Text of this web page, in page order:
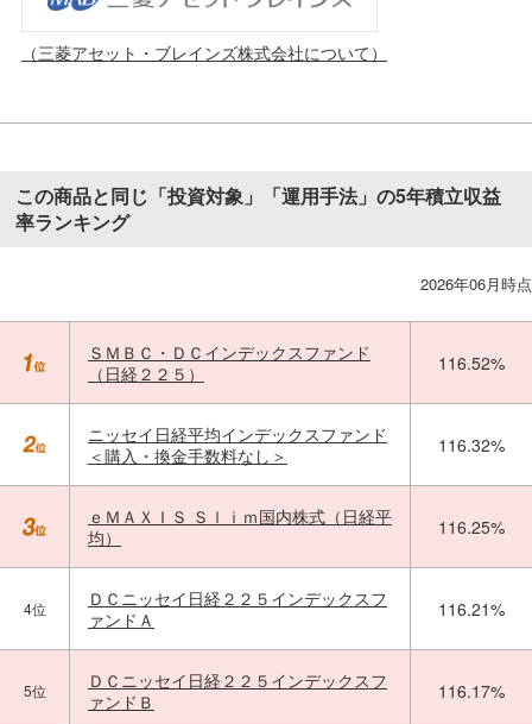
（三菱アセット・ブレインズ株式会社について）
この商品と同じ「投資対象」「運用手法」の5年積立収益
率ランキング
2026年06月時点
ＳＭＢＣ・ＤＣインデックスファンド
（日経２２５）
116.52%
ニッセイ日経平均インデックスファンド
＜購入・換金手数料なし＞
116.32%
ｅＭＡＸＩＳ Ｓｌｉｍ国内株式（日経平
均）
116.25%
4位
ＤＣニッセイ日経２２５インデックスフ
ァンドＡ
116.21%
5位
ＤＣニッセイ日経２２５インデックスフ
ァンドＢ
116.17%